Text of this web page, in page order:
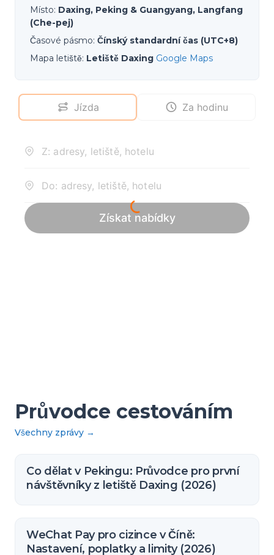
Místo: Daxing, Peking & Guangyang, Langfang
(Che-pej)
Časové pásmo: Čínský standardní čas (UTC+8)
Mapa letiště: Letiště Daxing Google Maps
Průvodce cestováním
Všechny zprávy →
Co dělat v Pekingu: Průvodce pro první
návštěvníky z letiště Daxing (2026)
WeChat Pay pro cizince v Číně:
Nastavení, poplatky a limity (2026)